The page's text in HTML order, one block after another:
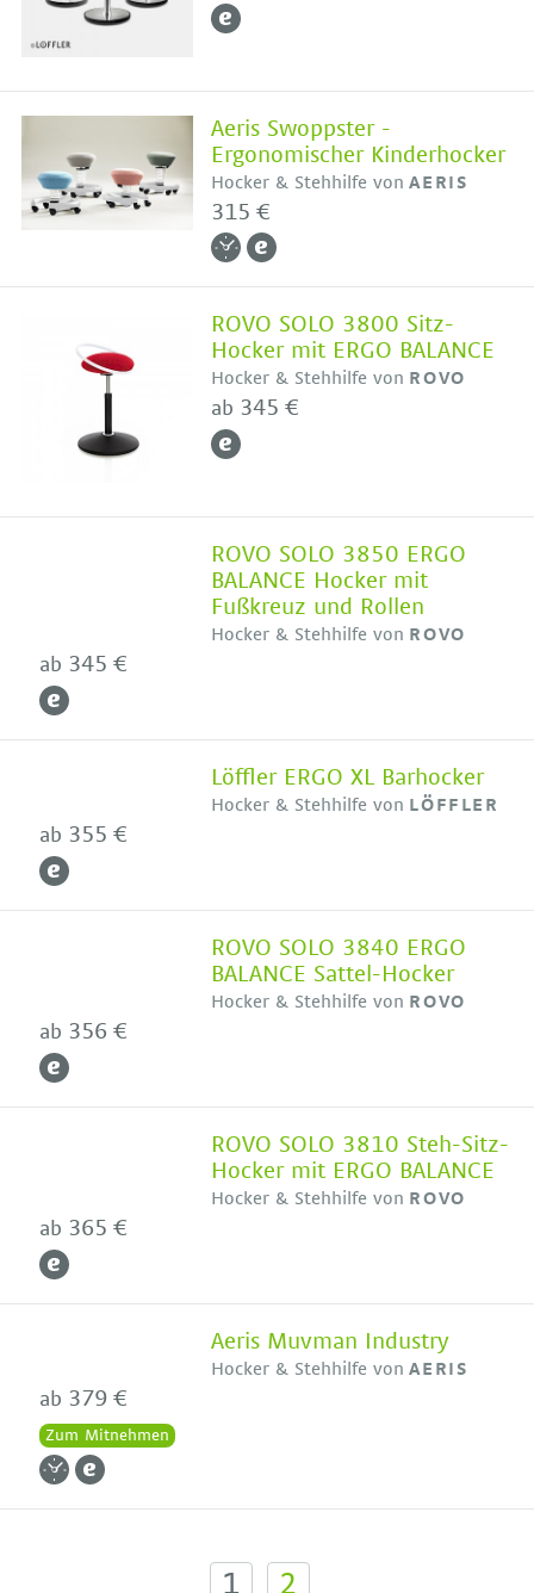
Aeris Swoppster -
Ergonomischer Kinderhocker
Hocker & Stehhilfe vonAERIS
315 €
ROVO SOLO 3800 Sitz-
Hocker mit ERGO BALANCE
Hocker & Stehhilfe von ROVO
ab 345 €
ROVO SOLO 3850 ERGO
BALANCE Hocker mit
Fußkreuz und Rollen
Hocker & Stehhilfe von ROVO
ab 345 €
Löffler ERGO XL Barhocker
Hocker & Stehhilfe von LÖFFLER
ab 355 €
ROVO SOLO 3840 ERGO
BALANCE Sattel-Hocker
Hocker & Stehhilfe von ROVO
ab 356 €
ROVO SOLO 3810 Steh-Sitz-
Hocker mit ERGO BALANCE
Hocker & Stehhilfe von ROVO
ab 365 €
Aeris Muvman Industry
Hocker & Stehhilfe vonAERIS
ab 379 €
Zum Mitnehmen
1 2